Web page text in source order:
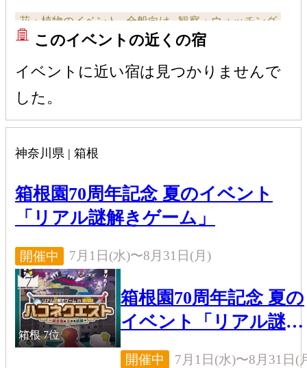
箱根の高原で、大切な人と過ご
語に、紫陽花の彩りを添えてみ
はいかが？
花・植物のイベント 全般向け 観察・ウォッチング
イルミネーション・ライトアップ 宿泊施設のイベン
ト
このイベントの近くの宿
イベントに近い宿は見つかりませんで
した。
神奈川県 | 箱根
箱根園70周年記念 夏のイベント
「リアル謎解きゲーム」
開催中 7月1日(水)〜8月31日(月)
7
箱根 7位
箱根園70周年記念 夏の
イベント「リアル謎解
きゲーム」
開催中 7月1日(水)〜8月31日(